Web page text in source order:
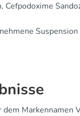
Cefpodoxime
Suspension
Markennamen